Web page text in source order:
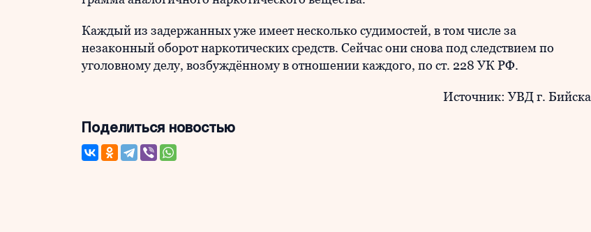
Каждый из задержанных уже имеет несколько судимостей, в том числе за
незаконный оборот наркотических средств. Сейчас они снова под следствием по
уголовному делу, возбуждённому в отношении каждого, по ст. 228 УК РФ.
Источник: УВД г. Бийска
Поделиться новостью